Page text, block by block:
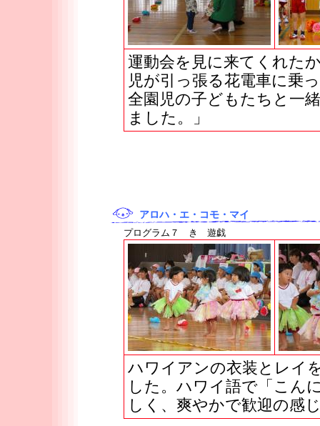
運動会を見に来てくれた
児が引っ張る花電車に乗
全園児の子どもたちと一
ました。」
アロハ・エ・コモ・マイ
プログラム７ き 遊戯
ハワイアンの衣装とレイ
した。ハワイ語で「こん
しく、爽やかで歓迎の感